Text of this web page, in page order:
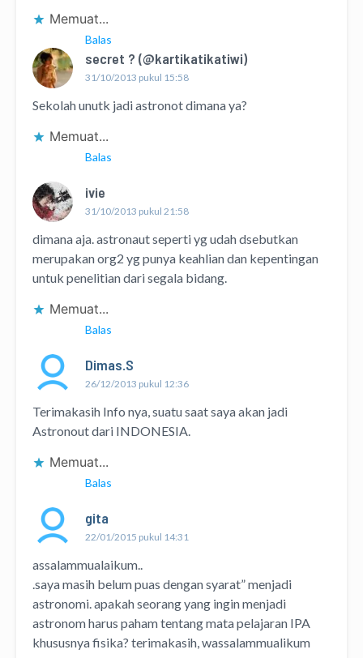
Memuat...
Balas
secret ? (@kartikatikatiwi)
31/10/2013 pukul 15:58
Sekolah unutk jadi astronot dimana ya?
Memuat...
Balas
ivie
31/10/2013 pukul 21:58
dimana aja. astronaut seperti yg udah dsebutkan
merupakan org2 yg punya keahlian dan kepentingan
untuk penelitian dari segala bidang.
Memuat...
Balas
Dimas.S
26/12/2013 pukul 12:36
Terimakasih Info nya, suatu saat saya akan jadi
Astronout dari INDONESIA.
Memuat...
Balas
gita
22/01/2015 pukul 14:31
assalammualaikum..
.saya masih belum puas dengan syarat” menjadi
astronomi. apakah seorang yang ingin menjadi
astronom harus paham tentang mata pelajaran IPA
khususnya fisika? terimakasih, wassalammualikum